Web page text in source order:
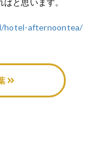
hotel-afternoontea/